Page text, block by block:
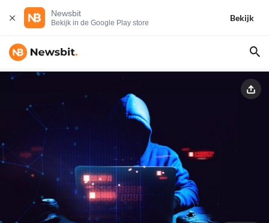
Newsbit
Bekijk in de Google Play store
Bekijk